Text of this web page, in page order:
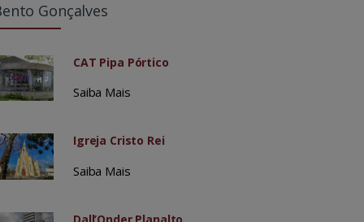
Gonçalves
CAT Pipa Pórtico
Saiba Mais
Igreja Cristo Rei
Saiba Mais
Dall’Onder Planalto